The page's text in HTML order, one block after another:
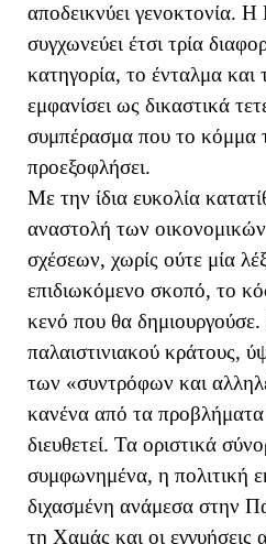
αποδεικνύει γενοκτονία.
συγχωνεύει έτσι τρία
κατηγορία, το ένταλμα και
εμφανίσει ως δικαστικά
συμπέρασμα που το κόμμα
προεξοφλήσει.
Με την ίδια ευκολία
αναστολή των
σχέσεων, χωρίς ούτε μία
επιδιωκόμενο σκοπό, το
κενό που θα
παλαιστινιακού κράτους,
των «συντρόφων και
κανένα από τα προβλήματα
διευθετεί. Τα οριστικά
συμφωνημένα, η πολιτική
διχασμένη ανάμεσα στην
τη Χαμάς και οι εγγυήσεις